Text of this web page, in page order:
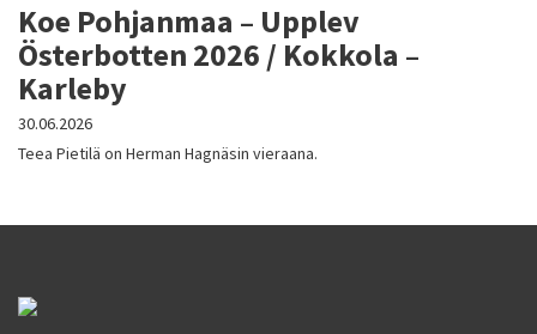
Koe Pohjanmaa – Upplev
Österbotten 2026 / Kokkola –
Karleby
30.06.2026
Teea Pietilä on Herman Hagnäsin vieraana.